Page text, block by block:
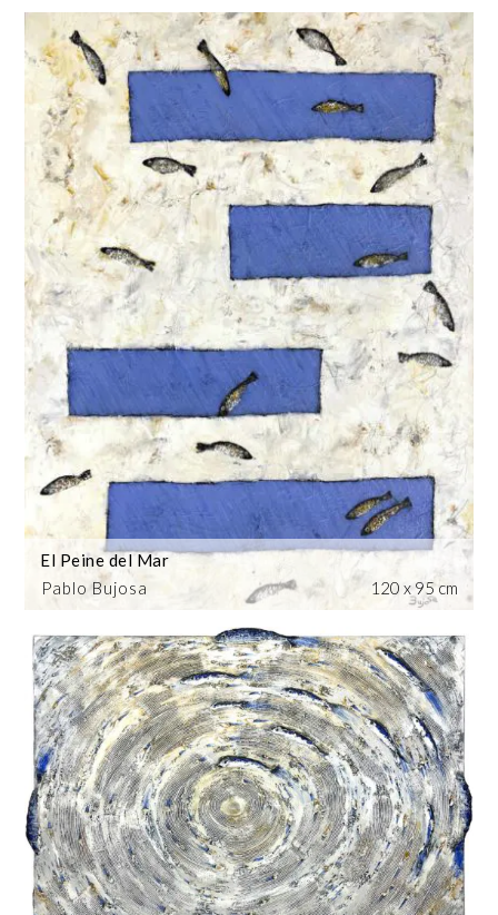
Pablo Bujosa
El Peine del Mar
120 x 95 cm